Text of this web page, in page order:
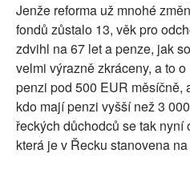
Jenže reforma už mnohé
fondů zůstalo 13, věk pro
zdvihl na 67 let a penze, jak
velmi výrazně zkráceny, a to
penzi pod 500 EUR měsíčně,
kdo mají penzi vyšší než 3
řeckých důchodců se tak nyní
která je v Řecku stanovena